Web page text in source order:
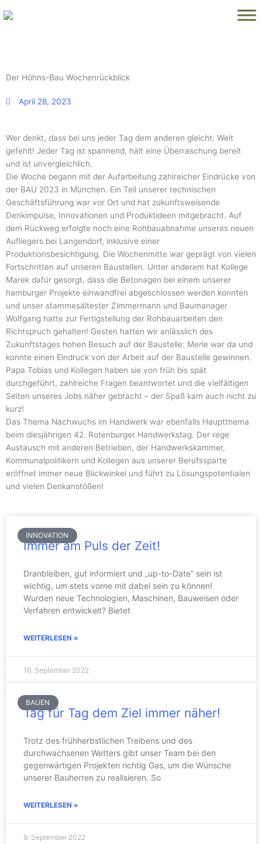
Inhalt
Der Höhns-Bau Wochenrückblick
April 28, 2023
Wer denkt, dass bei uns jeder Tag dem anderen gleicht: Weit
gefehlt! Jeder Tag ist spannend, hält eine Überraschung bereit
und ist unvergleichlich.
Die Woche begann mit der Aufarbeitung zahlreicher Eindrücke von
der BAU 2023 in München. Ein Teil unserer technischen
Geschäftsführung war vor Ort und hat zukunftsweisende
Denkimpulse, Innovationen und Produktideen mitgebracht. Auf
dem Rückweg erfolgte noch eine Rohbauabnahme unseres neuen
Aufliegers bei Langendorf, inklusive einer
Produktionsbesichtigung. Die Wochenmitte war geprägt von vielen
Fortschritten auf unseren Baustellen. Unter anderem hat Kollege
Marek dafür gesorgt, dass die Betonagen bei einem unserer
hamburger Projekte einwandfrei abgeschlossen werden konnten
und unser stammesältester Zimmermann und Baumanager
Wolfgang hatte zur Fertigstellung der Rohbauarbeiten den
Richtspruch gehalten! Gesten hatten wir anlässlich des
Zukunftstages hohen Besuch auf der Baustelle: Merle war da und
konnte einen Eindruck von der Arbeit auf der Baustelle gewinnen.
Papa Tobias und Kollegen haben sie von früh bis spät
durchgeführt, zahlreiche Fragen beantwortet und die vielfältigen
Seiten unseres Jobs näher gebracht – der Spaß kam auch nicht zu
kurz!
Das Thema Nachwuchs im Handwerk war ebenfalls Hauptthema
beim diesjährigen 42. Rotenburger Handwerkstag. Der rege
Austausch mit anderen Betrieben, der Handwerkskammer,
Kommunalpolitikern und Kollegen aus unserer Berufssparte
eröffnet immer neue Blickwinkel und führt zu Lösungspotentialen
und vielen Denkanstößen!
INNOVATION
Immer am Puls der Zeit!
Dranbleiben, gut informiert und „up-to-Date“ sein ist
wichtig, um stets vorne mit dabei sein zu können!
Wurden neue Technologien, Maschinen, Bauweisen oder
Verfahren entwickelt? Bietet
WEITERLESEN »
16. September 2022
BAUEN
Tag für Tag dem Ziel immer näher!
Trotz des frühherbstlichen Treibens und des
durchwachsenen Wetters gibt unser Team bei den
gegenwärtigen Projekten richtig Gas, um die Wünsche
unserer Bauherren zu realisieren. So
WEITERLESEN »
9. September 2022